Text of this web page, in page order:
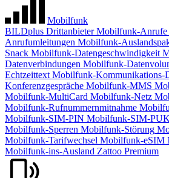
Mobilfunk
BILDplus DrittanbieterMobilfunk-Anrufe
Anrufumleitungen Mobilfunk-
Snack Mobilfunk-Datengeschwindigkeit
Datenverbindungen Mobilfunk-
Echtzeittext Mobilfunk-Kommunikations-
Konferenzgespräche Mobilfunk-MMS
Mobilfunk-MultiCard Mobilfunk-Netz
Mobilfunk-Rufnummernmitnahme
Mobilfunk-SIM-PIN Mobilfunk-SIM-PUK
Mobilfunk-Sperren Mobilfunk-Störung
Mobilfunk-Tarifwechsel Mobilfunk-eSIM
Mobilfunk-ins-Ausland Zattoo Premium